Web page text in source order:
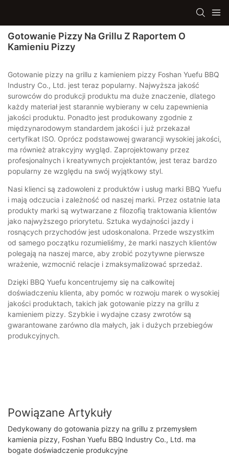
Gotowanie Pizzy Na Grillu Z Raportem O
Kamieniu Pizzy
Gotowanie pizzy na grillu z kamieniem pizzy Foshan Yuefu BBQ
Industry Co., Ltd. jest teraz popularny. Najwyższa jakość
surowców do produkcji produktu ma duże znaczenie, dlatego
każdy materiał jest starannie wybierany w celu zapewnienia
jakości produktu. Ponadto jest produkowany zgodnie z
międzynarodowym standardem jakości i już przekazał
certyfikat ISO. Oprócz podstawowej gwarancji wysokiej jakości,
ma również atrakcyjny wygląd. Zaprojektowany przez
profesjonalnych i kreatywnych projektantów, jest teraz bardzo
popularny ze względu na swój wyjątkowy styl.
Nasi klienci są zadowoleni z produktów i usług marki BBQ Yuefu
i mają odczucia i zależność od naszej marki. Przez ostatnie lata
produkty marki są wytwarzane z filozofią traktowania klientów
jako najwyższego priorytetu. Sztuka wydajności jazdy i
rosnących przychodów jest udoskonalona. Przede wszystkim
od samego początku rozumieliśmy, że marki naszych klientów
polegają na naszej marce, aby zrobić pozytywne pierwsze
wrażenie, wzmocnić relacje i zmaksymalizować sprzedaż.
Dzięki BBQ Yuefu koncentrujemy się na całkowitej
doświadczeniu klienta, aby pomóc w rozwoju marek o wysokiej
jakości produktach, takich jak gotowanie pizzy na grillu z
kamieniem pizzy. Szybkie i wydajne czasy zwrotów są
gwarantowane zarówno dla małych, jak i dużych przebiegów
produkcyjnych.
Powiązane Artykuły
Dedykowany do gotowania pizzy na grillu z przemysłem
kamienia pizzy, Foshan Yuefu BBQ Industry Co., Ltd. ma
bogate doświadczenie produkcyjne